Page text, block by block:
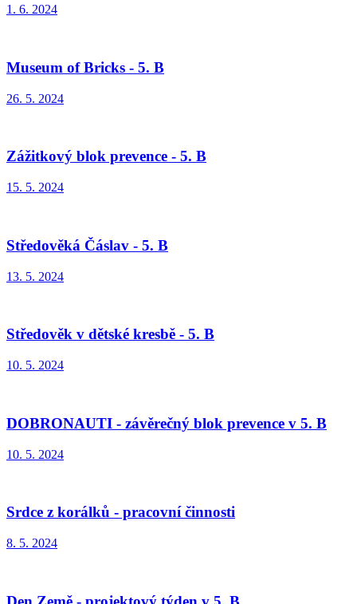
1. 6. 2024
Museum of Bricks - 5. B
26. 5. 2024
Zážitkový blok prevence - 5. B
15. 5. 2024
Středověká Čáslav - 5. B
13. 5. 2024
Středověk v dětské kresbě - 5. B
10. 5. 2024
DOBRONAUTI - závěrečný blok prevence v 5. B
10. 5. 2024
Srdce z korálků - pracovní činnosti
8. 5. 2024